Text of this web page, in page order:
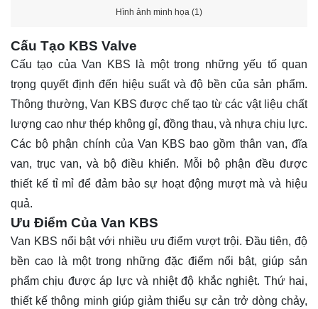
Hình ảnh minh họa (1)
Cấu Tạo KBS Valve
Cấu tạo của Van KBS là một trong những yếu tố quan
trọng quyết định đến hiệu suất và độ bền của sản phẩm.
Thông thường, Van KBS được chế tạo từ các vật liệu chất
lượng cao như thép không gỉ, đồng thau, và nhựa chịu lực.
Các bộ phận chính của Van KBS bao gồm thân van, đĩa
van, trục van, và bộ điều khiển. Mỗi bộ phận đều được
thiết kế tỉ mỉ để đảm bảo sự hoạt động mượt mà và hiệu
quả.
Ưu Điểm Của Van KBS
Van KBS nổi bật với nhiều ưu điểm vượt trội. Đầu tiên, độ
bền cao là một trong những đặc điểm nổi bật, giúp sản
phẩm chịu được áp lực và nhiệt độ khắc nghiệt. Thứ hai,
thiết kế thông minh giúp giảm thiểu sự cản trở dòng chảy,